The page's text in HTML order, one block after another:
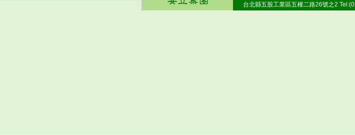
台北縣五股工業區五權二路26號之2